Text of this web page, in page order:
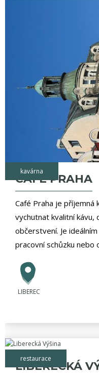
kavárna
CAFÉ PRAHA
Café Praha je příjemná
vychutnat kvalitní kávu,
občerstvení. Je
pracovní schůzku nebo
LIBEREC
restaurace
LIBERECKÁ